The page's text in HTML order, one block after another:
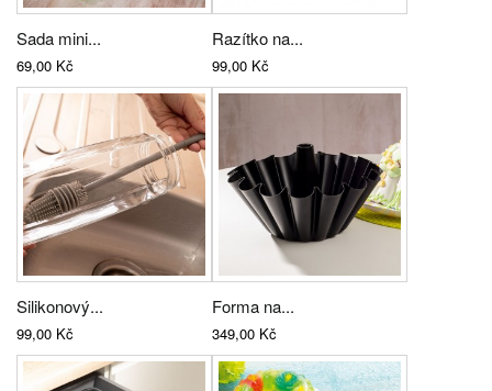
Sada mini...
69,00 Kč
Razítko na...
99,00 Kč
Silikonový...
99,00 Kč
Forma na...
349,00 Kč